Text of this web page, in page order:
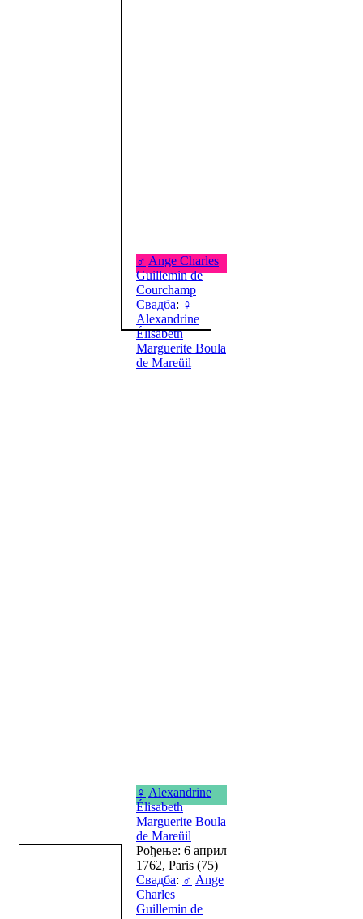
♂ Ange Charles
Guillemin de
Courchamp
Свадба: ♀
Alexandrine
Élisabeth
Marguerite Boula
de Mareüil
♀ Alexandrine
Élisabeth
Marguerite Boula
de Mareüil
Рођење: 6 април
1762, Paris (75)
Свадба: ♂ Ange
Charles
Guillemin de